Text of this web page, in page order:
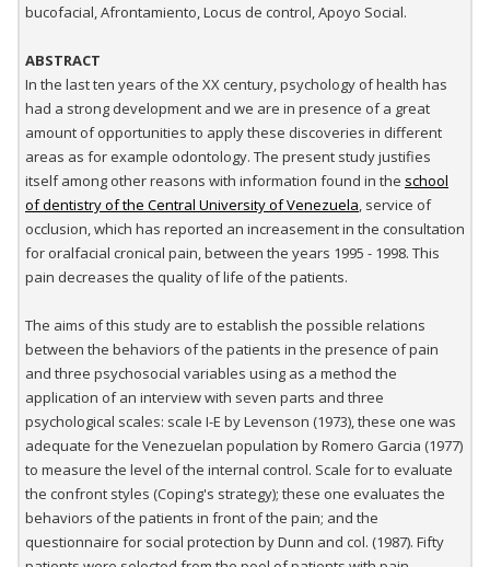
bucofacial, Afrontamiento, Locus de control, Apoyo Social.
ABSTRACT
In the last ten years of the XX century, psychology of health has
had a strong development and we are in presence of a great
amount of opportunities to apply these discoveries in different
areas as for example odontology. The present study justifies
itself among other reasons with information found in the school
of dentistry of the Central University of Venezuela, service of
occlusion, which has reported an increasement in the consultation
for oralfacial cronical pain, between the years 1995 - 1998. This
pain decreases the quality of life of the patients.
The aims of this study are to establish the possible relations
between the behaviors of the patients in the presence of pain
and three psychosocial variables using as a method the
application of an interview with seven parts and three
psychological scales: scale I-E by Levenson (1973), these one was
adequate for the Venezuelan population by Romero Garcia (1977)
to measure the level of the internal control. Scale for to evaluate
the confront styles (Coping's strategy); these one evaluates the
behaviors of the patients in front of the pain; and the
questionnaire for social protection by Dunn and col. (1987). Fifty